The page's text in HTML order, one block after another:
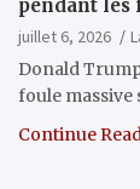
pendant
juillet 6, 2026
Donald
foule massive
Continue